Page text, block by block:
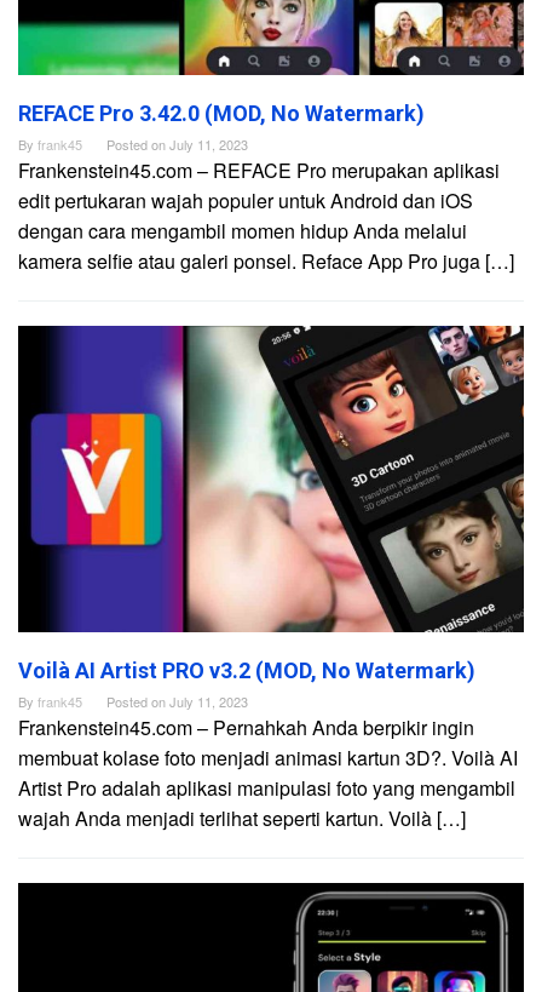
REFACE Pro 3.42.0 (MOD, No Watermark)
By frank45 Posted onJuly 11, 2023
Frankenstein45.com – REFACE Pro merupakan aplikasi
edit pertukaran wajah populer untuk Android dan iOS
dengan cara mengambil momen hidup Anda melalui
kamera selfie atau galeri ponsel. Reface App Pro juga […]
Voilà AI Artist PRO v3.2 (MOD, No Watermark)
By frank45 Posted onJuly 11, 2023
Frankenstein45.com – Pernahkah Anda berpikir ingin
membuat kolase foto menjadi animasi kartun 3D?. Voilà AI
Artist Pro adalah aplikasi manipulasi foto yang mengambil
wajah Anda menjadi terlihat seperti kartun. Voilà […]